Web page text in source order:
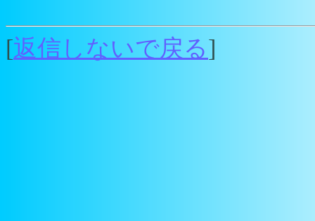
[返信しないで戻る]